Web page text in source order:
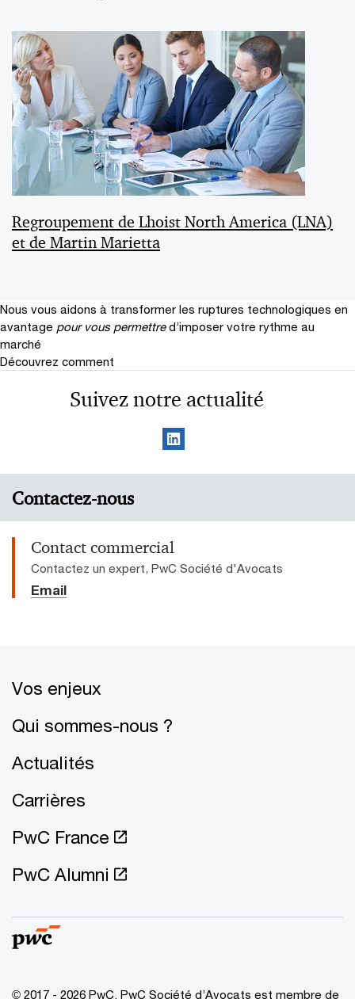
Regroupement de Lhoist North America (LNA)
et de Martin Marietta
Nous vous aidons à transformer les ruptures technologiques en
avantage pour vous permettre d’imposer votre rythme au
marché
Découvrez comment
Suivez notre actualité
Contactez-nous
Contact commercial
Contactez un expert, PwC Société d'Avocats
Email
Vos enjeux
Qui sommes-nous ?
Actualités
Carrières
PwC France
PwC Alumni
© 2017 - 2026 PwC. PwC Société d’Avocats est membre de